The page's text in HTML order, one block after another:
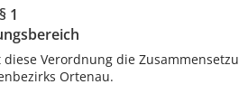
§ 1
diese Verordnung die
Ortenau.